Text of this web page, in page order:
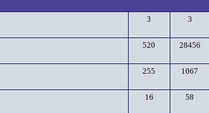
3 3
520 28456
255 1067
16 58